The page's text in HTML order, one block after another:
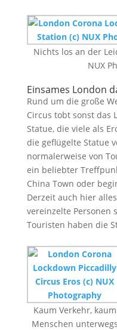
Nichts los an der
NUX
Einsames London
Rund um die große
Circus tobt sonst das
Statue, die viele als
die geflügelte Statue
normalerweise von
ein beliebter
China Town oder
Derzeit auch hier
vereinzelte Personen
Touristen haben die
Kaum Verkehr, kaum
Menschen unterwegs